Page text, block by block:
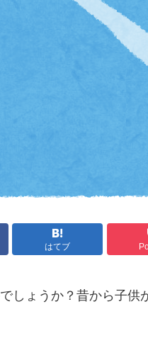
はてブ
しょうか？昔から子